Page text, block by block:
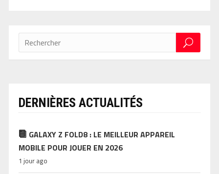
DERNIÈRES ACTUALITÉS
GALAXY Z FOLD8 : LE MEILLEUR APPAREIL
MOBILE POUR JOUER EN 2026
1 jour ago